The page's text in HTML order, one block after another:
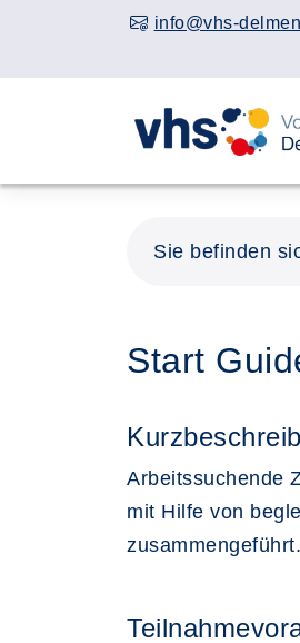
info@vhs-
Sie befinden
Start
Arbeitssuchende
mit Hilfe von
zusammengeführt.